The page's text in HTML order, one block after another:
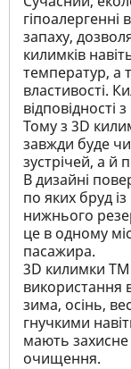
запаху,
килимків
температур, а
властивості.
відповідності
Тому з 3D
завжди буде
зустрічей, а й
В дизайні
по яких бруд
нижнього
це в одному
пасажира.
3D килимки
використання
зима, осінь,
гнучкими
мають захисне
очищення.